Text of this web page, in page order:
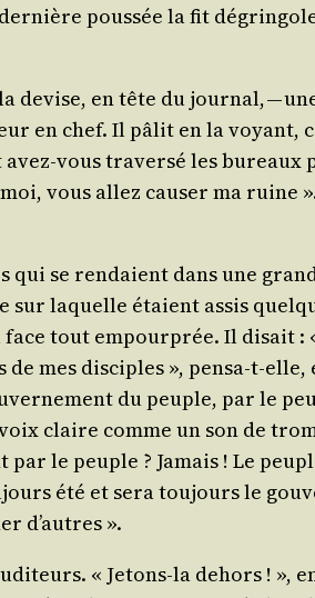
pous­sée la fit
devise, en tête du jour­nal, —
en chef. Il pâlit en la voyant,
vous tra­ver­sé les bureaux
moi, vous allez cau­ser ma
qui se ren­daient dans une
laquelle étaient assis
tout empour­prée. Il disait :
mes dis­ciples », pen­sa-t-elle,
du peuple, par le
claire comme un son de
le peuple ? Jamais ! Le
été et sera tou­jours le
d’autres ».
« Jetons-la dehors !